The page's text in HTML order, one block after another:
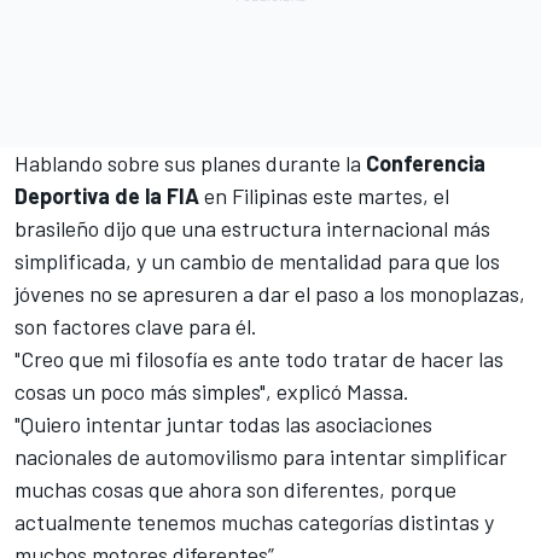
Hablando sobre sus planes durante la Conferencia
Deportiva de la FIAen Filipinas este martes, el
brasileño dijo que una estructura internacional más
simplificada, y un cambio de mentalidad para que los
jóvenes no se apresuren a dar el paso a los monoplazas,
son factores clave para él.
"Creo que mi filosofía es ante todo tratar de hacer las
cosas un poco más simples", explicó Massa.
"Quiero intentar juntar todas las asociaciones
nacionales de automovilismo para intentar simplificar
muchas cosas que ahora son diferentes, porque
actualmente tenemos muchas categorías distintas y